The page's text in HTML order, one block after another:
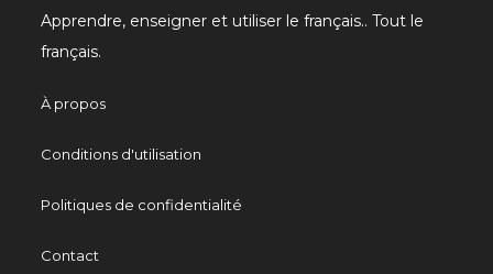
Apprendre, enseigner et utiliser le français.. Tout le
français.
À propos
Conditions d'utilisation
Politiques de confidentialité
Contact